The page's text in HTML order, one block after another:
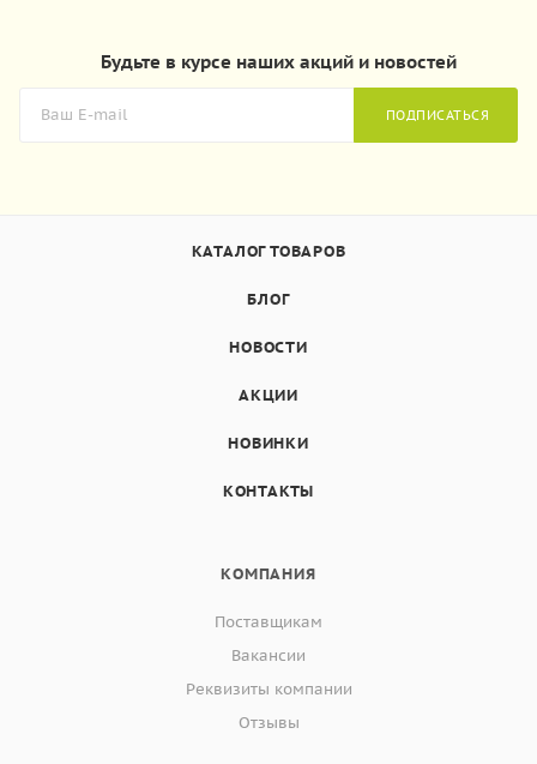
Будьте в курсе наших акций и новостей
ПОДПИСАТЬСЯ
КАТАЛОГ ТОВАРОВ
БЛОГ
НОВОСТИ
АКЦИИ
НОВИНКИ
КОНТАКТЫ
КОМПАНИЯ
Поставщикам
Вакансии
Реквизиты компании
Отзывы